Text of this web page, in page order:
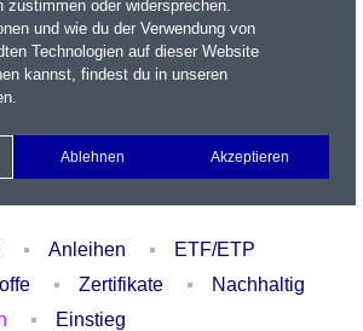
Watchlist Portfolio Login
Anleihen
ETF/ETP
Zertifikate
Nachhaltig
Einstieg
zustimmen oder widersprechen.
und wie du der Verwendung von
Technologien auf dieser Website
kannst, findest du in unseren
.
Ablehnen Akzeptieren